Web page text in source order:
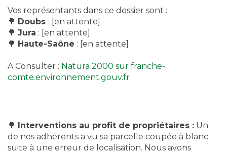
Vos représentants dans ce dossier sont :
🌳 Doubs : [en attente]
🌳 Jura : [en attente]
🌳 Haute-Saône : [en attente]
A Consulter : Natura 2000 sur franche-
comte.environnement.gouv.fr
🌳 Interventions au profit de propriétaires : Un
de nos adhérents a vu sa parcelle coupée à blanc
suite à une erreur de localisation. Nous avons